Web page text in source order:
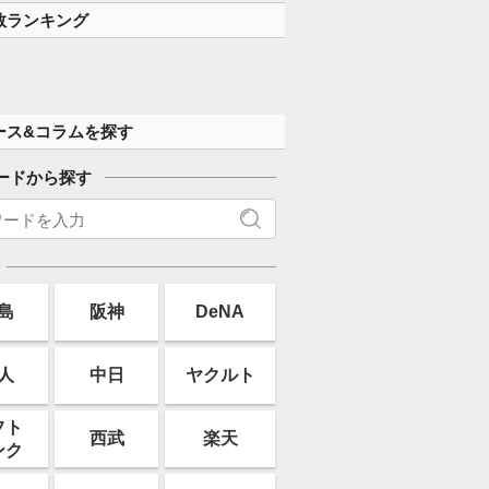
す」
ランキング
ス&コラムを探す
ドから探す
阪神 DeNA
中日 ヤクルト
ク
西武 楽天